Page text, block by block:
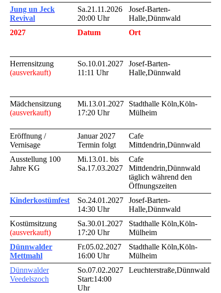
Jung un Jeck
Revival
Sa.21.11.2026
20:00 Uhr
Josef-Barten-
Halle,Dünnwald
2027
Datum Ort
Herrensitzung
(ausverkauft)
So.10.01.2027
11:11 Uhr
Josef-Barten-
Halle,Dünnwald
Mädchensitzung
(ausverkauft)
Mi.13.01.2027
17:20 Uhr
Stadthalle Köln,Köln-
Mülheim
Eröffnung /
Vernisage
Januar 2027
Termin folgt
Cafe
Mittdendrin,Dünnwald
Ausstellung 100
Jahre KG
Mi.13.01. bis
Sa.17.03.2027
Cafe
Mittdendrin,Dünnwald
täglich während den
Öffnungszeiten
Kinderkostümfest
So.24.01.2027
14:30 Uhr
Josef-Barten-
Halle,Dünnwald
Kostümsitzung
(ausverkauft)
Sa.30.01.2027
17:20 Uhr
Stadthalle Köln,Köln-
Mülheim
Dünnwalder
Mettmahl
Fr.05.02.2027
16:00 Uhr
Stadthalle Köln,Köln-
Mülheim
Dünnwalder
Veedelszoch
So.07.02.2027
Start:14:00
Uhr
Leuchterstraße,Dünnwald